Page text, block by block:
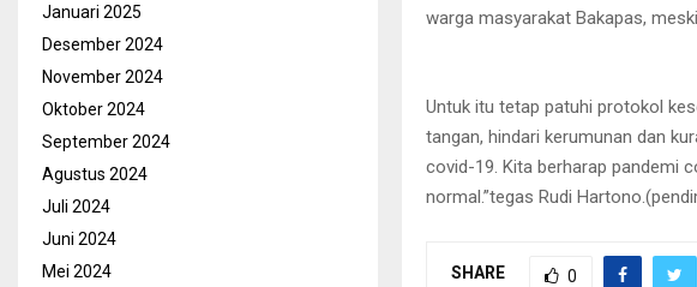
warga masyarakat Bakapas,
Untuk itu tetap patuhi protokol
tangan, hindari kerumunan dan
covid-19. Kita berharap pandemi
normal.”tegas Rudi
SHARE 0
Januari 2025
Desember 2024
November 2024
Oktober 2024
September 2024
Agustus 2024
Juli 2024
Juni 2024
Mei 2024